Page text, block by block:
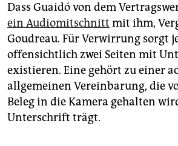
Dass Guaidó von dem
ein Audiomitschnitt mit ihm,
Goudreau. Für Verwirrung sorgt
offensichtlich zwei Seiten mit
existieren. Eine gehört zu einer
allgemeinen Vereinbarung, die
Beleg in die Kamera gehalten
Unterschrift trägt.